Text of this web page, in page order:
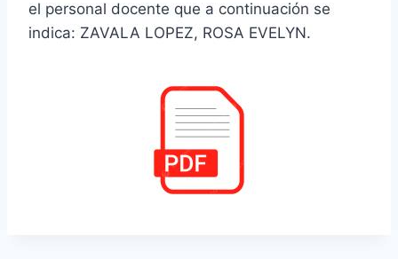
el personal docente que a continuación se
indica: ZAVALA LOPEZ, ROSA EVELYN.